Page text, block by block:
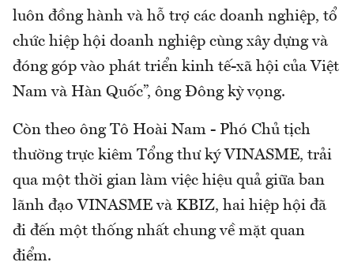
luôn đồng hành và hỗ trợ các doanh nghiệp, tổ
chức hiệp hội doanh nghiệp cùng xây dựng và
đóng góp vào phát triển kinh tế-xã hội của Việt
Nam và Hàn Quốc”, ông Đông kỳ vọng.
Còn theo ông Tô Hoài Nam - Phó Chủ tịch
thường trực kiêm Tổng thư ký VINASME, trải
qua một thời gian làm việc hiệu quả giữa ban
lãnh đạo VINASME và KBIZ, hai hiệp hội đã
đi đến một thống nhất chung về mặt quan
điểm.